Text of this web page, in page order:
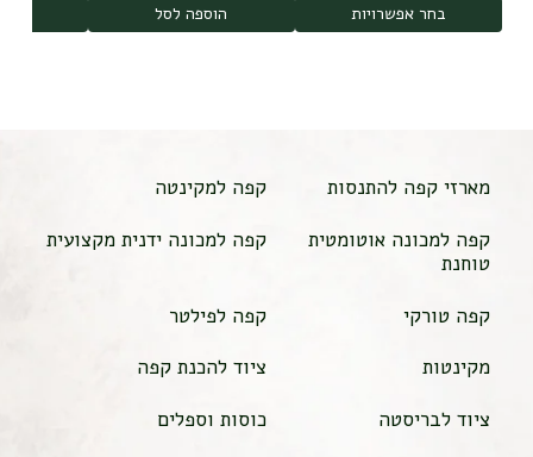
בחר אפשרויות הוספה לסל
מארזי קפה להתנסות
קפה למקינטה
קפה למכונה אוטומטית
טוחנת
קפה למכונה ידנית מקצועית
קפה טורקי
קפה לפילטר
מקינטות
ציוד להכנת קפה
ציוד לבריסטה
כוסות וספלים